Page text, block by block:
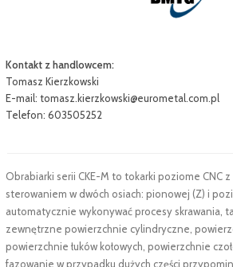
Kontakt z handlowcem:
Tomasz Kierzkowski
E-mail: tomasz.kierzkowski@eurometal.com.pl
Telefon: 603505252
Obrabiarki serii CKE-M to tokarki poziome CNC z
sterowaniem w dwóch osiach: pionowej (Z) i
automatycznie wykonywać procesy skrawania,
zewnętrzne powierzchnie cylindryczne,
powierzchnie łuków kołowych, powierzchnie
fazowanie w przypadku dużych części